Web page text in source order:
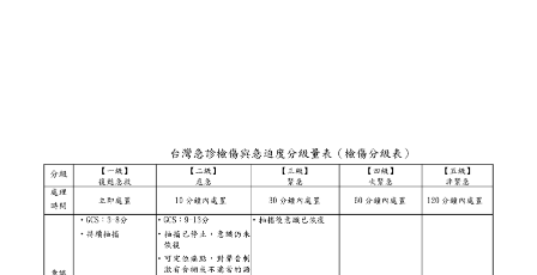
校園食安衛生營養專區
傳染病防治專區